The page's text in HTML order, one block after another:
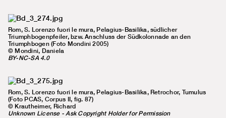
Rom, S. Lorenzo fuori le mura, Pelagius-Basilika, südlicher
Triumphbogenpfeiler, bzw. Anschluss der Südkolonnade an den
Triumphbogen (Foto Mondini 2005)
© Mondini, Daniela
BY-NC-SA 4.0
Rom, S. Lorenzo fuori le mura, Pelagius-Basilika, Retrochor, Tumulus
(Foto PCAS, Corpus II, fig. 87)
© Krautheimer, Richard
Unknown License - Ask Copyright Holder for Permission